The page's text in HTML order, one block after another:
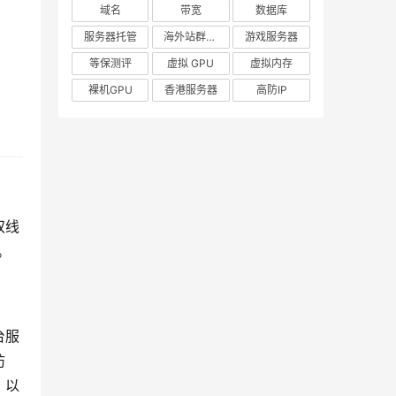
线
服
以
域名 带宽
数据库
服务器托管
海外站群服务器
游戏服务器
等保测评
虚拟 GPU
虚拟内存
裸机GPU
香港服务器 高防IP